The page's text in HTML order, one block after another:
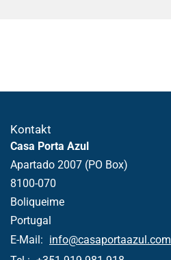
Kontakt
Casa Porta Azul
Apartado 2007 (PO Box)
8100-070
Boliqueime
Portugal
E-Mail: info@casaportaazul.com